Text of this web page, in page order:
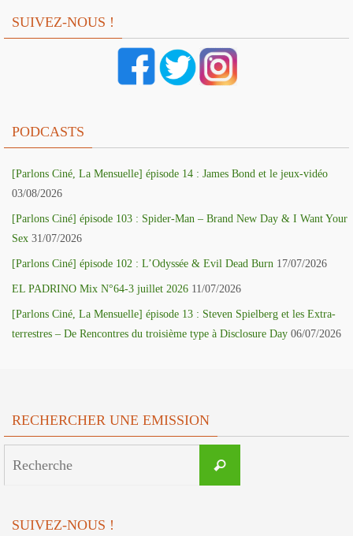
SUIVEZ-NOUS !
PODCASTS
[Parlons Ciné, La Mensuelle] épisode 14 : James Bond et le jeux-vidéo
03/08/2026
[Parlons Ciné] épisode 103 : Spider-Man – Brand New Day & I Want Your
Sex 31/07/2026
[Parlons Ciné] épisode 102 : L’Odyssée & Evil Dead Burn 17/07/2026
EL PADRINO Mix N°64-3 juillet 2026 11/07/2026
[Parlons Ciné, La Mensuelle] épisode 13 : Steven Spielberg et les Extra-
terrestres – De Rencontres du troisième type à Disclosure Day 06/07/2026
RECHERCHER UNE EMISSION
Recherche
SUIVEZ-NOUS !